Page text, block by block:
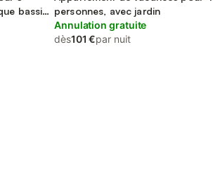
bassin personnes, avec jardin
Annulation gratuite
dès101 €par nuit